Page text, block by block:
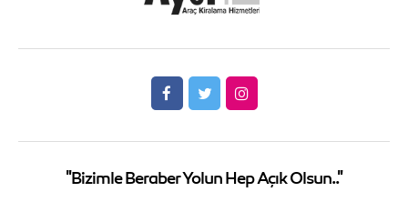
"Bizimle Beraber Yolun Hep Açık Olsun.."